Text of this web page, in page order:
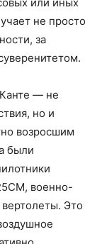
не просто
за
— не
но и
возросшим
были
военно-
Это